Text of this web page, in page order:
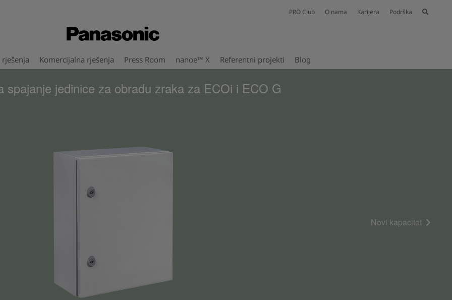
PRO Club O nama Karijera Podrška
Komercijalna rješenja Press Room nanoe™ X Referentni projekti​ Blog
spajanje jedinice za obradu zraka za ECOi i ECO G
Novi kapacitet